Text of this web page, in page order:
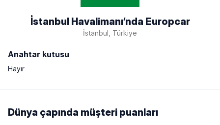
İstanbul Havalimanı’nda Europcar
İstanbul, Türkiye
Anahtar kutusu
Hayır
Dünya çapında müşteri puanları